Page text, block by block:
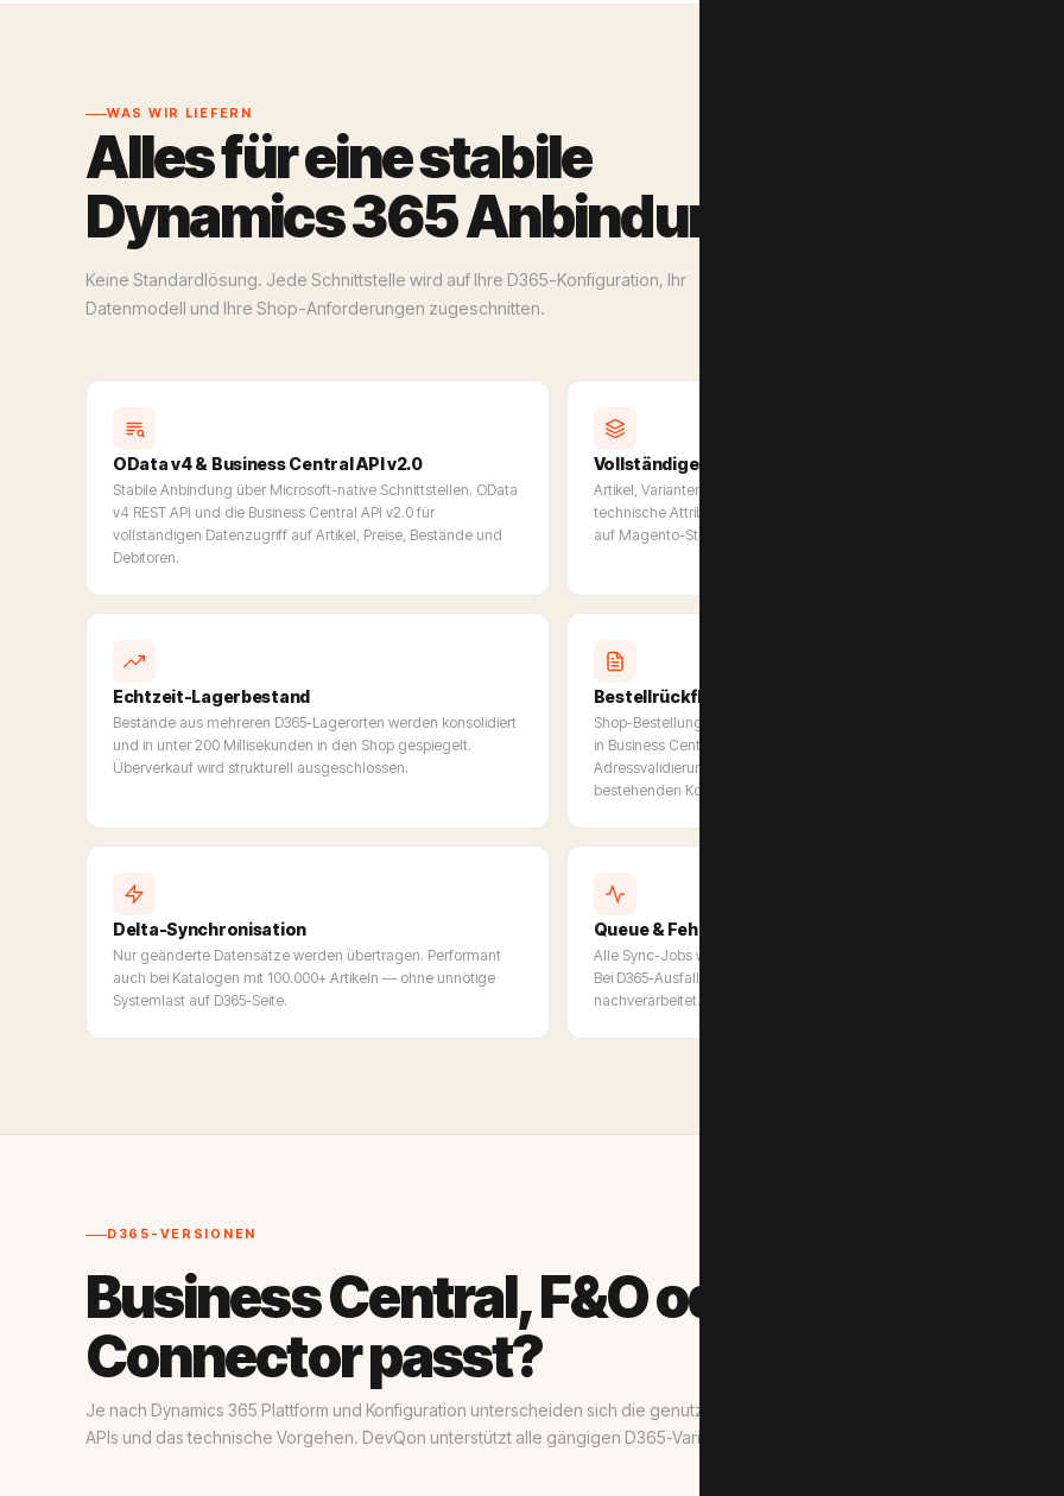
WAS WIR LIEFERN
Alles für eine stabile
Dynamics 365 Anbindung —
Keine Standardlösung. Jede Schnittstelle wird auf Ihre D365-Konfiguration, Ihr
Datenmodell und Ihre Shop-Anforderungen zugeschnitten.
OData v4 & Business Central API v2.0
Stabile Anbindung über Microsoft-native Schnittstellen. OData
v4 REST API und die Business Central API v2.0 für
vollständigen Datenzugriff auf Artikel, Preise, Bestände und
Debitoren.
Vollständiges Artikel-Mapping
Artikel, Varianten, Preise, Kategorien, Beschreibungen und
technische Attribute — alle D365-Datenfelder werden korrekt
auf Magento-Strukturen gemappt und synchronisiert.
Echtzeit-Lagerbestand
Bestände aus mehreren D365-Lagerorten werden konsolidiert
und in unter 200 Millisekunden in den Shop gespiegelt.
Überverkauf wird strukturell ausgeschlossen.
Bestellrückfluss nach Dynamics 365
Shop-Bestellungen werden automatisch als Verkaufsaufträge
in Business Central oder F&O angelegt — inklusive
Adressvalidierung, Debitorenanlage und Zuordnung zu
bestehenden Konten.
Delta-Synchronisation
Nur geänderte Datensätze werden übertragen. Performant
auch bei Katalogen mit 100.000+ Artikeln — ohne unnötige
Systemlast auf D365-Seite.
Queue & Fehlerbehandlung
Alle Sync-Jobs werden in einer persistenten Queue verwaltet.
Bei D365-Ausfall werden Jobs gepuffert und automatisch
nachverarbeitet. Alerting und Monitoring inklusive.
D365-VERSIONEN
Business Central, F&O oder NAV
Connector passt?
Je nach Dynamics 365 Plattform und Konfiguration unterscheiden sich die genutzten
APIs und das technische Vorgehen. DevQon unterstützt alle gängigen D365-Varianten.